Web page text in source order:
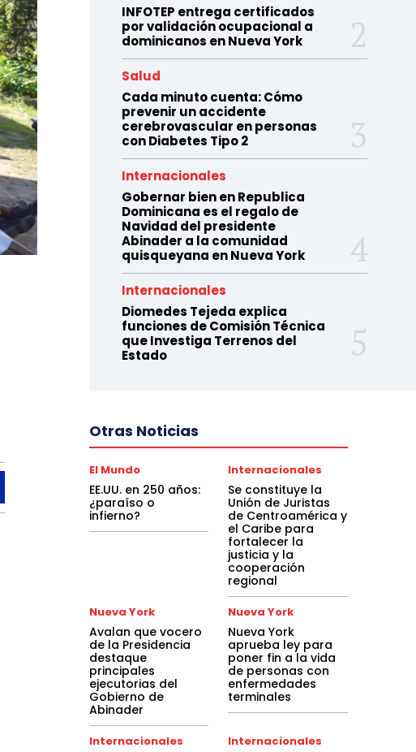
INFOTEP entrega certificados
por validación ocupacional a
dominicanos en Nueva York
Salud
Cada minuto cuenta: Cómo
prevenir un accidente
cerebrovascular en personas
con Diabetes Tipo 2
Internacionales
Gobernar bien en Republica
Dominicana es el regalo de
Navidad del presidente
Abinader a la comunidad
quisqueyana en Nueva York
Internacionales
Diomedes Tejeda explica
funciones de Comisión Técnica
que Investiga Terrenos del
Estado
Otras Noticias
El Mundo
EE.UU. en 250 años:
¿paraíso o
infierno?
Internacionales
Se constituye la
Unión de Juristas
de Centroamérica y
el Caribe para
fortalecer la
justicia y la
cooperación
regional
Nueva York
Avalan que vocero
de la Presidencia
destaque
principales
ejecutorias del
Gobierno de
Abinader
Nueva York
Nueva York
aprueba ley para
poner fin a la vida
de personas con
enfermedades
terminales
Internacionales Internacionales